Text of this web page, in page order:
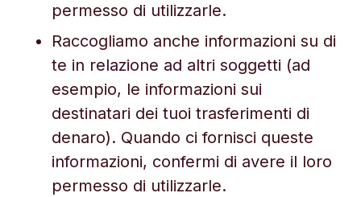
permesso di utilizzarle.
Raccogliamo anche informazioni su di
te in relazione ad altri soggetti (ad
esempio, le informazioni sui
destinatari dei tuoi trasferimenti di
denaro). Quando ci fornisci queste
informazioni, confermi di avere il loro
permesso di utilizzarle.